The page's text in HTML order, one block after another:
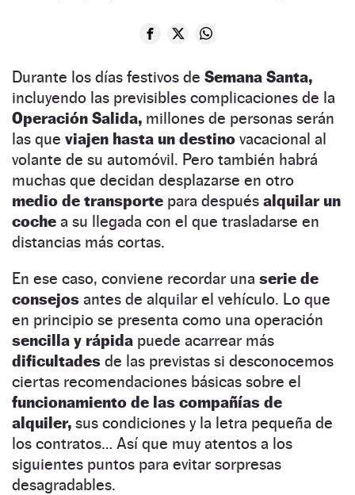
Durante los días festivos de Semana Santa,
incluyendo las previsibles complicaciones de la
Operación Salida, millones de personas serán
las que viajen hasta un destino vacacional al
volante de su automóvil. Pero también habrá
muchas que decidan desplazarse en otro
medio de transporte para después alquilar un
coche a su llegada con el que trasladarse en
distancias más cortas.
En ese caso, conviene recordar una serie de
consejos antes de alquilar el vehículo. Lo que
en principio se presenta como una operación
sencilla y rápida puede acarrear más
dificultades de las previstas si desconocemos
ciertas recomendaciones básicas sobre el
funcionamiento de las compañías de
alquiler, sus condiciones y la letra pequeña de
los contratos… Así que muy atentos a los
siguientes puntos para evitar sorpresas
desagradables.